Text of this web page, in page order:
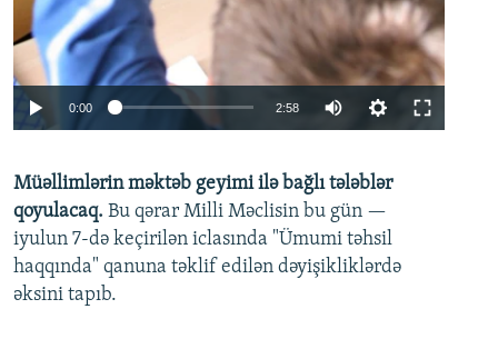
0:00 2:58
360p
480p
720p
Müəllimlərin məktəb geyimi ilə bağlı tələblər
qoyulacaq. Bu qərar Milli Məclisin bu gün —
iyulun 7-də keçirilən iclasında "Ümumi təhsil
haqqında" qanuna təklif edilən dəyişikliklərdə
əksini tapıb.